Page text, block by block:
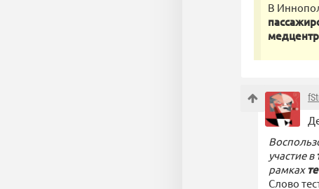
В
участие в
рамках
Слово